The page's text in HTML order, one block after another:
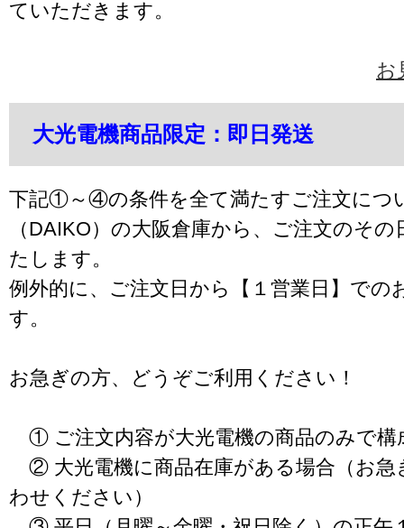
ていただきます。
お
大光電機商品限定：即日発送
下記①～④の条件を全て満たすご注文につ
（DAIKO）の大阪倉庫から、ご注文のそ
たします。
例外的に、ご注文日から【１営業日】での
す。
お急ぎの方、どうぞご利用ください！
① ご注文内容が大光電機の商品のみで構
② 大光電機に商品在庫がある場合（お急
わせください）